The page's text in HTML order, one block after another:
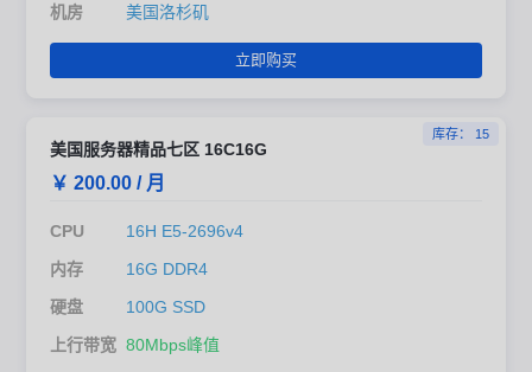
机房
美国洛杉矶
立即购买
库存： 15
美国服务器精品七区 16C16G
￥ 200.00 / 月
CPU
16H E5-2696v4
内存
16G DDR4
硬盘
100G SSD
上行带宽 80Mbps峰值